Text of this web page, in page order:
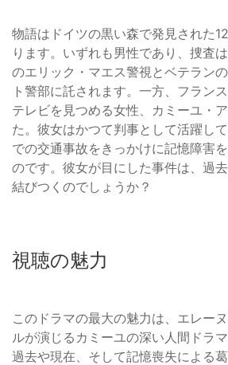
物語はドイツの黒い森で発見された
ります。いずれも男性であり、捜査
のエリック・マエス警視とベテラン
ト警部に託されます。一方、フラン
テレビを見つめる女性、カミーユ・
た。彼女はかつて判事として活躍し
での交通事故をきっかけに記憶障害
のです。彼女が目にした事件は、過
結びつくのでしょうか？
視聴の魅力
このドラマの最大の魅力は、エレー
ルが演じるカミーユの深い人間ドラ
過去や現在、そして記憶喪失による